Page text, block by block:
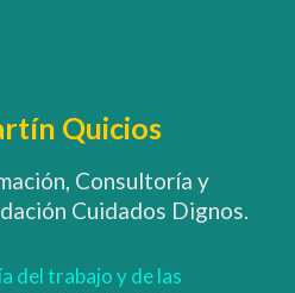
Quicios
Consultoría y
Cuidados Dignos.
del trabajo y de las